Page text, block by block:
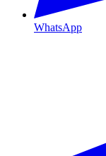
WhatsApp